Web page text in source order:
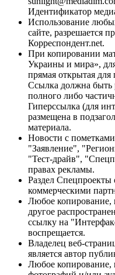
Идентификатор
Использование
сайте, разрешается
Корреспондент.net.
При копировании
Украины и мира»,
прямая открытая
Ссылка должна быть
полного либо
Гиперссылка (для
размещена в
материала.
Новости с
"Заявление",
"Тест-драйв",
правах рекламы.
Раздел Спецпроекты
коммерческими
Любое копирование,
другое
ссылку на
воспрещается.
Владелец веб-
является автор
Любое копирование,